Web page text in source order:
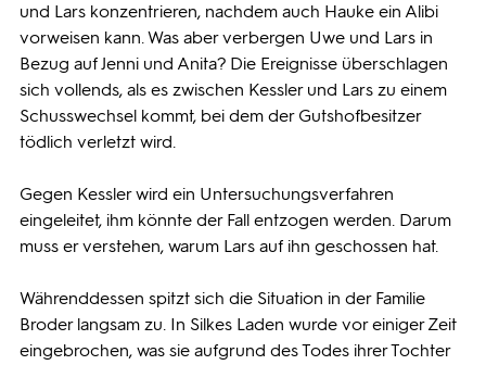
und Lars konzentrieren, nachdem auch Hauke ein Alibi
vorweisen kann. Was aber verbergen Uwe und Lars in
Bezug auf Jenni und Anita? Die Ereignisse überschlagen
sich vollends, als es zwischen Kessler und Lars zu einem
Schusswechsel kommt, bei dem der Gutshofbesitzer
tödlich verletzt wird.
Gegen Kessler wird ein Untersuchungsverfahren
eingeleitet, ihm könnte der Fall entzogen werden. Darum
muss er verstehen, warum Lars auf ihn geschossen hat.
Währenddessen spitzt sich die Situation in der Familie
Broder langsam zu. In Silkes Laden wurde vor einiger Zeit
eingebrochen, was sie aufgrund des Todes ihrer Tochter